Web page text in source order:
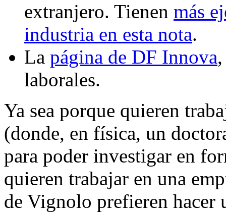
extranjero. Tienen más
industria en esta nota.
La página de DF Innova
laborales.
Ya sea porque quieren
(donde, en física, un
para poder investigar en
quieren trabajar en una
de Vignolo prefieren hacer